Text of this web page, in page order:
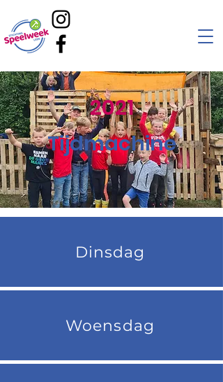
2021
Tijdmachine
Dinsdag
Woensdag